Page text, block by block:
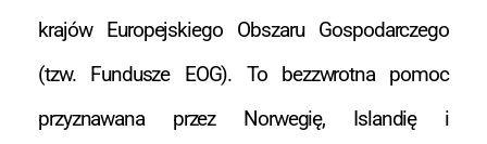
krajów Europejskiego Obszaru Gospodarczego
(tzw. Fundusze EOG). To bezzwrotna pomoc
przyznawana przez Norwegię, Islandię i